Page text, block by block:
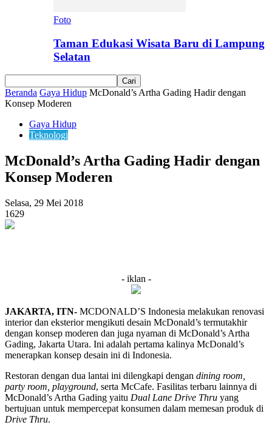
Foto
Taman Edukasi Wisata Baru di Lampung
Selatan
Beranda Gaya Hidup McDonald’s Artha Gading Hadir dengan
Konsep Moderen
Gaya Hidup
Teknologi
McDonald’s Artha Gading Hadir dengan
Konsep Moderen
Selasa, 29 Mei 2018
1629
- iklan -
JAKARTA, ITN- MCDONALD’S Indonesia melakukan renovasi
interior dan eksterior mengikuti desain McDonald’s termutakhir
dengan konsep moderen dan juga nyaman di McDonald’s Artha
Gading, Jakarta Utara. Ini adalah pertama kalinya McDonald’s
menerapkan konsep desain ini di Indonesia.
Restoran dengan dua lantai ini dilengkapi dengan dining room,
party room, playground, serta McCafe. Fasilitas terbaru lainnya di
McDonald’s Artha Gading yaitu Dual Lane Drive Thru yang
bertujuan untuk mempercepat konsumen dalam memesan produk di
Drive Thru.